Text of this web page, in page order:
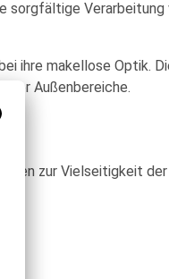
sorgfältige Verarbeitung
ihre makellose Optik.
Außenbereiche.
zur Vielseitigkeit